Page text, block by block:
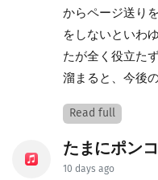
からページ送り
をしないといわ
たが全く役立た
溜まると、今後
Read full
たまにポン
10 days ago